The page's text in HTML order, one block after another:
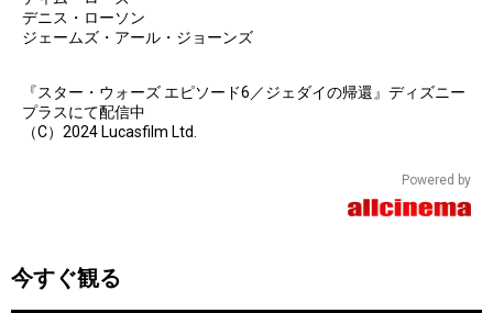
デニス・ローソン
ジェームズ・アール・ジョーンズ
『スター・ウォーズ エピソード6／ジェダイの帰還』ディズニー
プラスにて配信中
（C）2024 Lucasfilm Ltd.
Powered by
今すぐ観る